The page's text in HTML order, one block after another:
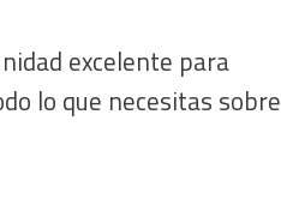
excelente para
lo que necesitas sobre